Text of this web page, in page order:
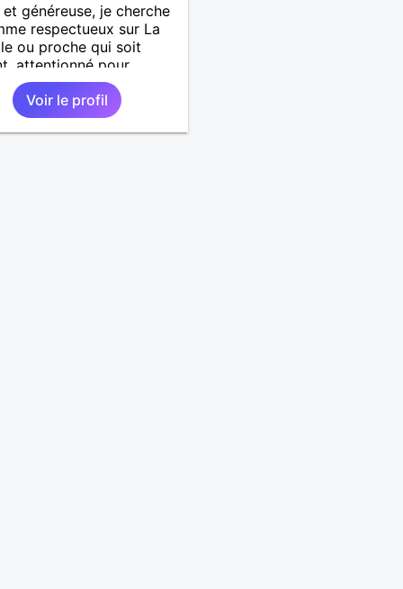
généreuse, je cherche
respectueux sur La
ou proche qui soit
attentionné pour
de la vie à deux.
Voir le profil